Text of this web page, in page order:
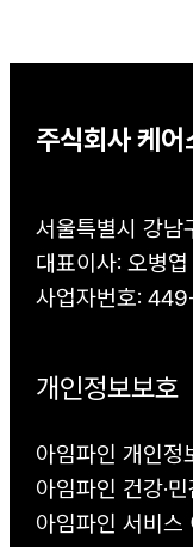
주식회사 케어
서울특별시 강
대표이사: 오병엽
사업자번호:
개인정보보호
아임파인 개인정
아임파인 건강·
아임파인 서비스